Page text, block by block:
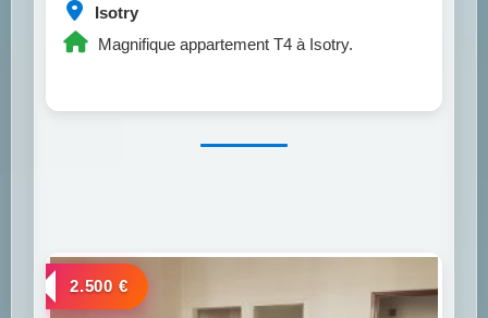
Isotry
Magnifique appartement T4 à Isotry.
a louer
2.500 €